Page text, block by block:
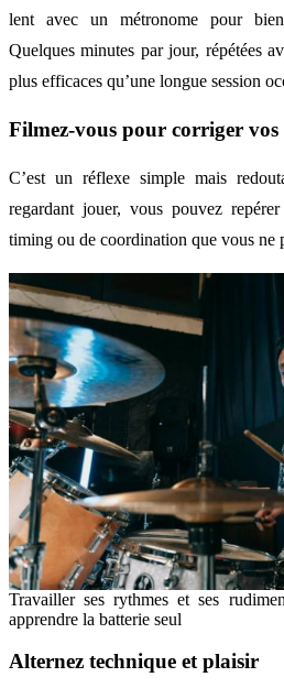
lent avec un métronome pour
Quelques minutes par jour, répétées
plus efficaces qu’une longue session
Filmez-vous pour corriger vos
C’est un réflexe simple mais
regardant jouer, vous pouvez
timing ou de coordination que vous ne
Travailler ses rythmes et ses
apprendre la batterie seul
Alternez technique et plaisir